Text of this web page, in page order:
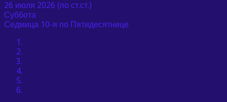
26 июля 2026 (по ст.ст.)
Суббота
Седмица 10-я по Пятидесятнице